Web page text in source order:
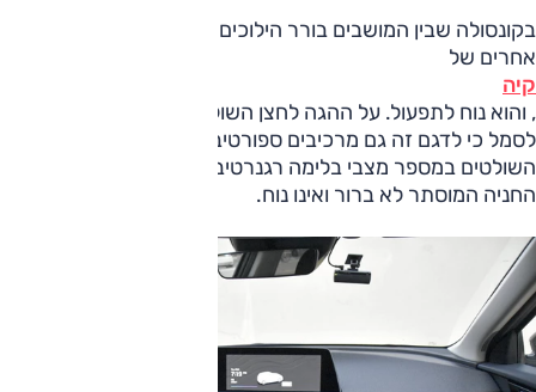
בקונסולה שבין המושבים בורר הילוכים במבנה חוגה כמו בדגמים
אחרים של
קיה
, והוא נוח לתפעול. על ההגה לחצן השולט במצבי הניהוג, אולי כדי
לסמל כי לדגם זה גם מרכיבים ספורטיביים. מאחוריו פקדים
השולטים במספר מצבי בלימה רגנרטיבית באופן יעיל. תפעול בלם
החניה המוסתר לא ברור ואינו נוח.